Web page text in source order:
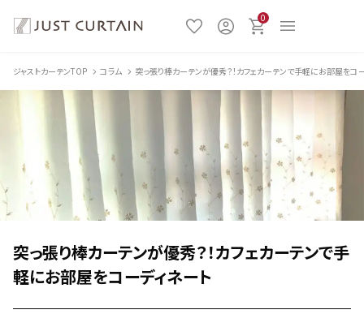
0
ジャストカーテンTOP コラム 突っ張り棒カーテンが優秀？！カフェカーテンで手軽にお部屋をコ
突っ張り棒カーテンが優秀？！カフェカーテンで手
軽にお部屋をコーディネート